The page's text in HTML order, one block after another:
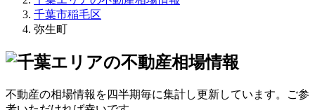
千葉市稲毛区
弥生町
不動産の相場情報を四半期毎に集計し更新しています。ご参